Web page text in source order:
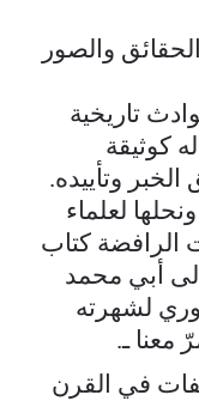
والصور
تاريخية
كوثيقة
وتأييده.
لعلماء
كتاب
أبي محمد
لشهرته
معنا ـ.
في القرن